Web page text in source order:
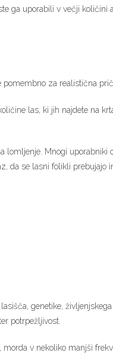
ga uporabili v večji količini
za realistična
las, ki jih najdete na
Mnogi uporabniki
da se lasni folikli prebujajo
genetike,
potrpežljivost.
v nekoliko manjši